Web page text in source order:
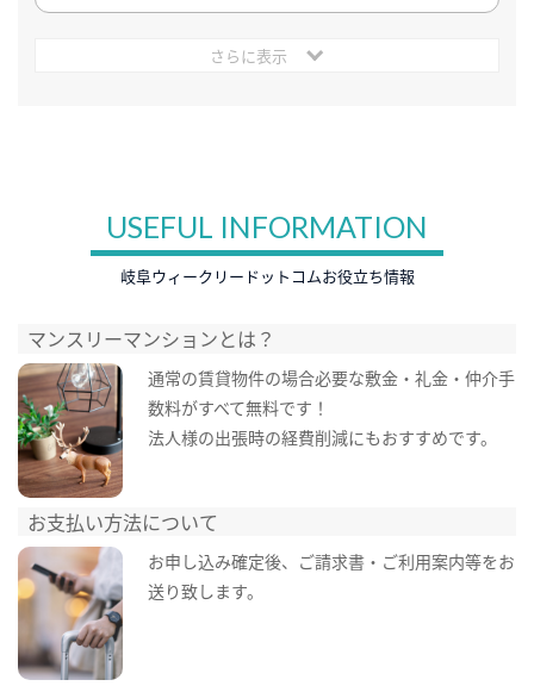
さらに表示
USEFUL INFORMATION
岐阜ウィークリードットコムお役立ち情報
マンスリーマンションとは？
通常の賃貸物件の場合必要な敷金・礼金・仲介手
数料がすべて無料です！
法人様の出張時の経費削減にもおすすめです。
お支払い方法について
お申し込み確定後、ご請求書・ご利用案内等をお
送り致します。